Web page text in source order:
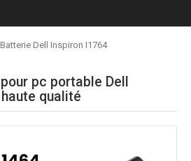
Batterie Dell Inspiron I1764
pc portable Dell
qualité